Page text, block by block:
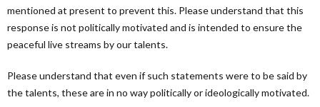
mentioned at present to prevent this. Please understand that this
response is not politically motivated and is intended to ensure the
peaceful live streams by our talents.
Please understand that even if such statements were to be said by
the talents, these are in no way politically or ideologically motivated.